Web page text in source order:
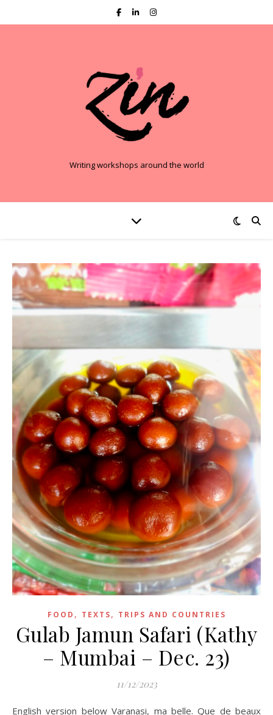
Writing workshops around the world
FOOD , TEXTS, TRIPS AND COUNTRIES
Gulab Jamun Safari (Kathy
– Mumbai – Dec. 23)
11/12/2023
English version below Varanasi, ma belle. Que de beaux